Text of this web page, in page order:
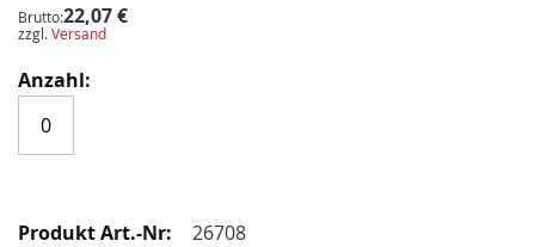
Brutto:22,07 €
zzgl.Versand
26708